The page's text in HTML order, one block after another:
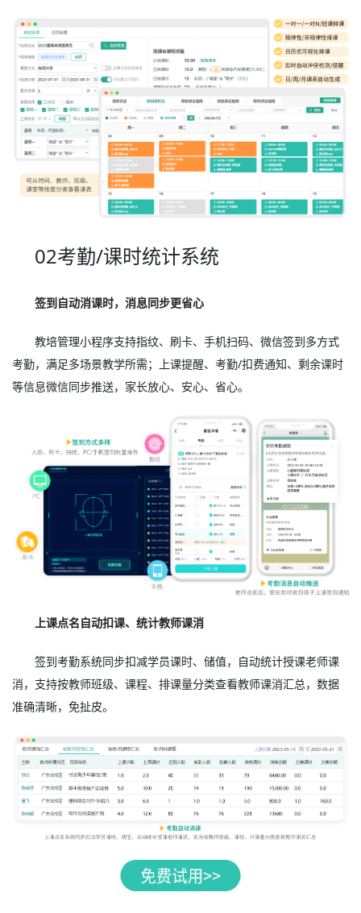
02考勤/课时统计系统
签到自动消课时，消息同步更省心
教培管理小程序支持指纹、刷卡、手机扫码、微信签到多方式
考勤，满足多场景教学所需；上课提醒、考勤/扣费通知、剩余课时
等信息微信同步推送，家长放心、安心、省心。
上课点名自动扣课、统计教师课消
签到考勤系统同步扣减学员课时、储值，自动统计授课老师课
消，支持按教师班级、课程、排课量分类查看教师课消汇总，数据
准确清晰，免扯皮。